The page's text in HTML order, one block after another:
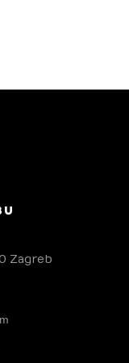
Zagreb